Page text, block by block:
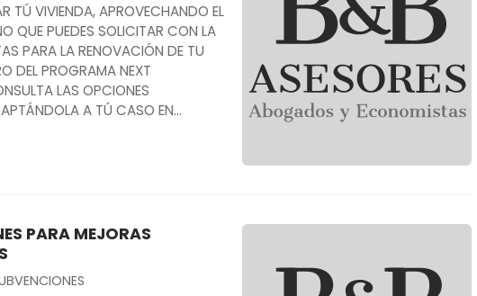
TÚ VIVIENDA, APROVECHANDO EL
QUE PUEDES SOLICITAR CON LA
PARA LA RENOVACIÓN DE TU
DEL PROGRAMA NEXT
LAS OPCIONES
A TÚ CASO EN
PARA MEJORAS